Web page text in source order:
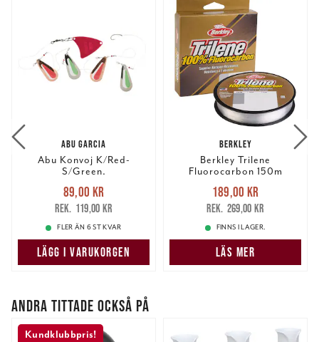
ABU GARCIA
Abu Konvoj K/Red-
S/Green.
Nuvarande pris
89,00 krTidigare pris
119,00 kr
89,00 kr
119,00 kr
FLER ÄN 6 ST KVAR
LÄGG I VARUKORGEN
BERKLEY
Berkley Trilene
Fluorocarbon 150m
Nuvarande pris
189,00 krTidigare pris
269,00 kr
189,00 kr
269,00 kr
FINNS I LAGER.
LÄS MER
ANDRA TITTADE OCKSÅ PÅ
Kundklubbpris!